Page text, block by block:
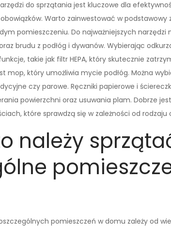
do sprzątania jest kluczowe dla
Warto zainwestować w podstawowy
pomieszczeniu. Do najważniejszych narzędzi
brudu z podłóg i dywanów. Wybierając
takie jak filtr HEPA, który skutecznie
mop, który umożliwia mycie podłóg. Można
czy parowe. Ręczniki papierowe i
powierzchni oraz usuwania plam. Dobrze
które sprawdzą się w zależności od rodzaju
należy
pomieszczeń w domu zależy od